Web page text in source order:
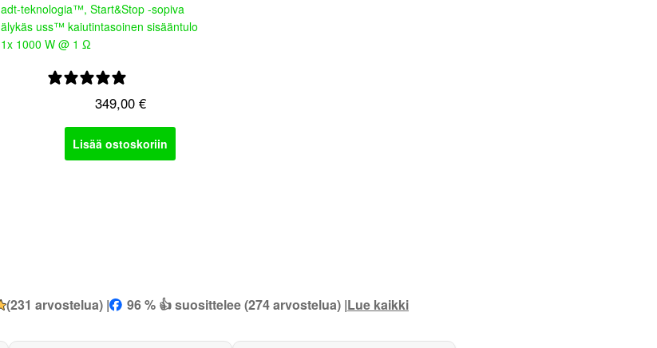
adt-teknologia™, Start&Stop -sopiva
älykäs uss™ kaiutintasoinen sisääntulo
1x 1000 W @ 1 Ω
349,00 €
Lisää ostoskoriin
(231 arvostelua) | 96 % 👍 suosittelee (274 arvostelua) |Lue kaikki